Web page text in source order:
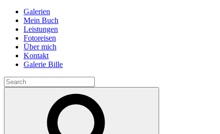
Galerien
Mein Buch
Leistungen
Fotoreisen
Über mich
Kontakt
Galerie Bille
Search
for: